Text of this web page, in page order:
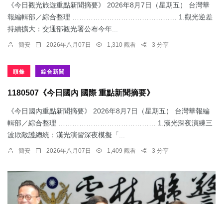
《今日觀光旅遊重點新聞摘要》 2026年8月7日（星期五） 台灣華
報編輯部／綜合整理 ……………………………………… 1.觀光逆差
持續擴大：交通部觀光署公布今年...
簡安 2026年八月07日 1,310 觀看 3 分享
頭條 綜合新聞
1180507《今日國內 國際 重點新聞摘要》
《今日國內重點新聞摘要》 2026年8月7日（星期五） 台灣華報編
輯部／綜合整理 …………………………………… 1.漢光深夜演練三
波欺敵護總統：​漢光演習深夜模擬「...
簡安 2026年八月07日 1,409 觀看 3 分享